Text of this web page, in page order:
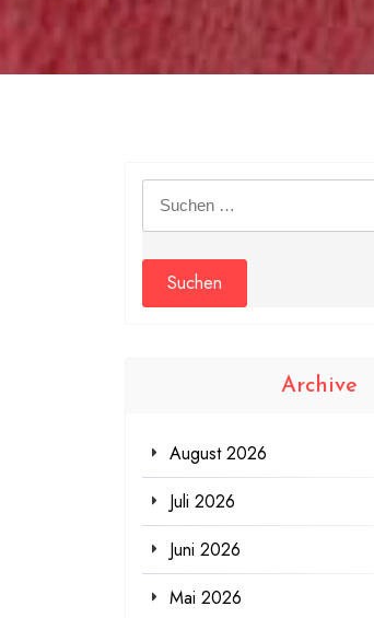
Suchen
nach:
Archive
August 2026
Juli 2026
Juni 2026
Mai 2026